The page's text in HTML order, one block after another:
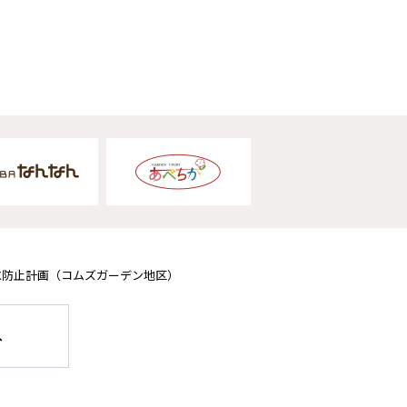
止計画（コムズガーデン地区）